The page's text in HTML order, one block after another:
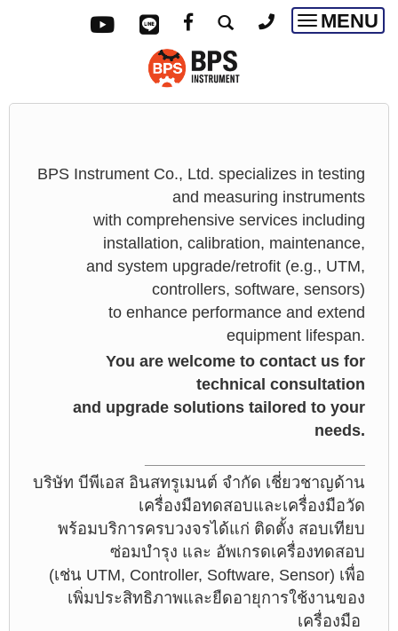
Toggle
MENU
BPS Instrument Co., Ltd. specializes in testing
and measuring instruments
with comprehensive services including
installation, calibration, maintenance,
and system upgrade/retrofit (e.g., UTM,
controllers, software, sensors)
to enhance performance and extend
equipment lifespan.
You are welcome to contact us for
technical consultation
and upgrade solutions tailored to your
needs.
บริษัท บีพีเอส อินสทรูเมนต์ จำกัด เชี่ยวชาญด้าน
เครื่องมือทดสอบและเครื่องมือวัด
พร้อมบริการครบวงจรได้แก่ ติดตั้ง สอบเทียบ
ซ่อมบำรุง และ อัพเกรดเครื่องทดสอบ
(เช่น UTM, Controller, Software, Sensor) เพื่อ
เพิ่มประสิทธิภาพและยืดอายุการใช้งานของ
เครื่องมือ